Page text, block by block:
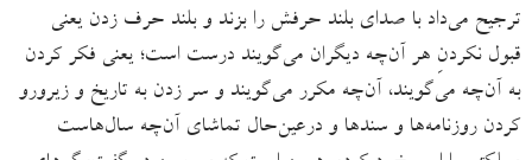
ترجیح می‌داد با صدای بلند حرفش را بزند و بلند حرف زدن یعنی
قبول نکردنِ هر آن‌چه دیگران می‌گویند درست است؛ یعنی فکر کردن
به آن‌چه می‌گویند، آن‌چه مکرر می‌گویند و سر زدن به تاریخ و زیرورو
کردن روزنامه‌ها و سندها و درعین‌حال تماشای آن‌چه سال‌هاست